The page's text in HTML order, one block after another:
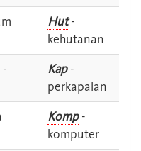
Hut-
kehutanan
Kap-
perkapalan
Komp-
komputer